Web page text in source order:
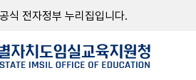
식 전자정부 누리집입니다.